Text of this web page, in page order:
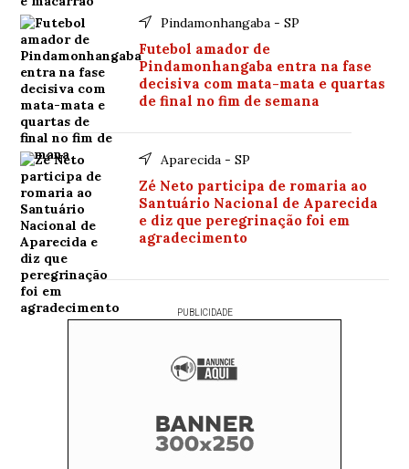
Pindamonhangaba - SP
Futebol amador de
Pindamonhangaba entra na fase
decisiva com mata-mata e quartas
de final no fim de semana
Aparecida - SP
Zé Neto participa de romaria ao
Santuário Nacional de Aparecida
e diz que peregrinação foi em
agradecimento
PUBLICIDADE